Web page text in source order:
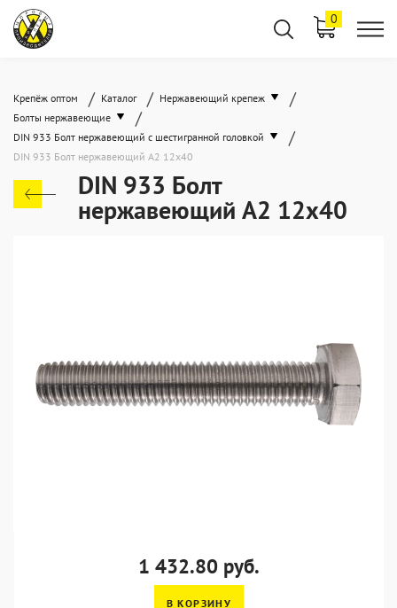
0
Крепёж оптом / Каталог / Нержавеющий крепеж /
Болты нержавеющие /
DIN 933 Болт нержавеющий с шестигранной головкой /
DIN 933 Болт нержавеющий А2 12х40
DIN 933 Болт
нержавеющий А2 12х40
1 432.80 руб.
В КОРЗИНУ